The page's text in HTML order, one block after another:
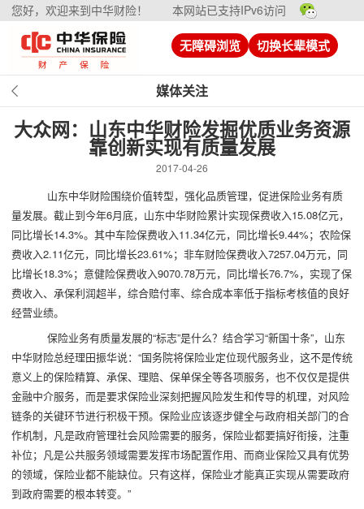
您好，欢迎来到中华财险！ 本网站已支持IPv6访问
无障碍浏览 切换长辈模式
媒体关注
大众网：山东中华财险发掘优质业务资源
靠创新实现有质量发展
2017-04-26
山东中华财险围绕价值转型，强化品质管理，促进保险业务有质
量发展。截止到今年6月底，山东中华财险累计实现保费收入15.08亿元，
同比增长14.3%。其中车险保费收入11.34亿元，同比增长9.44%；农险保
费收入2.11亿元，同比增长23.61%；非车财险保费收入7257.04万元，同
比增长18.3%；意健险保费收入9070.78万元，同比增长76.7%，实现了保
费收入、承保利润超半，综合赔付率、综合成本率低于指标考核值的良好
经营业绩。
保险业务有质量发展的“标志”是什么？结合学习“新国十条”，山东
中华财险总经理田振华说：“国务院将保险业定位现代服务业，这不是传统
意义上的保险精算、承保、理赔、保单保全等各项服务，也不仅仅是提供
金融中介服务，而是要求保险业深刻把握风险发生和传导的机理，对风险
链条的关键环节进行积极干预。保险业应该逐步健全与政府相关部门的合
作机制，凡是政府管理社会风险需要的服务，保险业都要搞好衔接，注重
补位；凡是公共服务领域需要发挥市场配置作用、而商业保险又具有优势
的领域，保险业都不能缺位。只有这样，保险业才能真正实现从需要政府
到政府需要的根本转变。”